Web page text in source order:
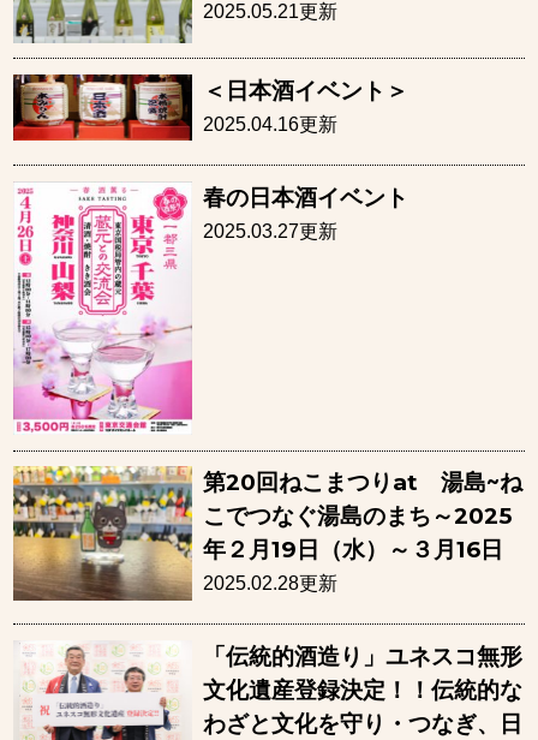
2025.05.21更新
＜日本酒イベント＞
2025.04.16更新
春の日本酒イベント
2025.03.27更新
第20回ねこまつりat 湯島~ね
こでつなぐ湯島のまち～2025
年２月19日（水）～３月16日
2025.02.28更新
「伝統的酒造り」ユネスコ無形
文化遺産登録決定！！伝統的な
わざと文化を守り・つなぎ、日